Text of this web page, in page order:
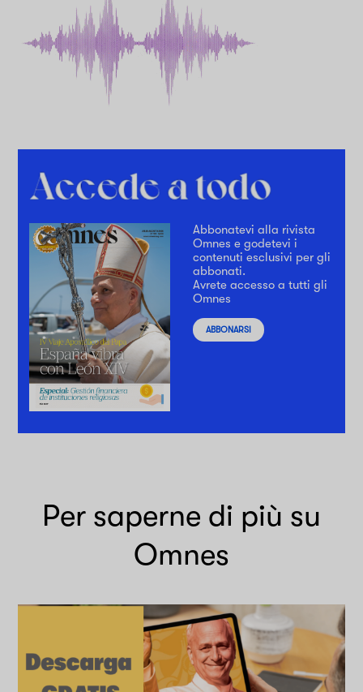
Abbonatevi alla rivista
Omnes e godetevi i
contenuti esclusivi per gli
abbonati.
Avrete accesso a tutti gli
Omnes
ABBONARSI
Per saperne di più su
Omnes